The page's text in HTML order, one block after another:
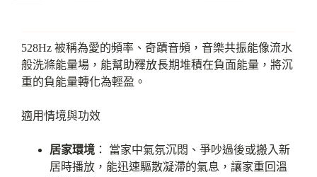
528Hz 被稱為愛的頻率、奇蹟音頻，音樂共振能像流水
般洗滌能量場，能幫助釋放長期堆積在負面能量，將沉
重的負能量轉化為輕盈。
適用情境與功效
居家環境 ： 當家中氣氛沉悶、爭吵過後或搬入新
居時播放，能迅速驅散凝滯的氣息，讓家重回溫